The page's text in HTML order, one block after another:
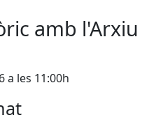
amb l'Arxiu
a les 11:00h